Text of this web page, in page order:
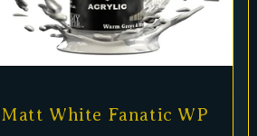
Matt White Fanatic WP